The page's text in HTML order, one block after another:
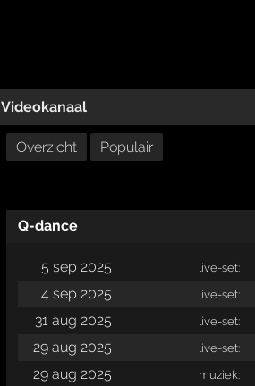
Videokanaal
Overzicht Populair
Q-dance
5 sep 2025 live-set:
4 sep 2025
live-set:
31 aug 2025
live-set:
29 aug 2025
live-set:
29 aug 2025
muziek: